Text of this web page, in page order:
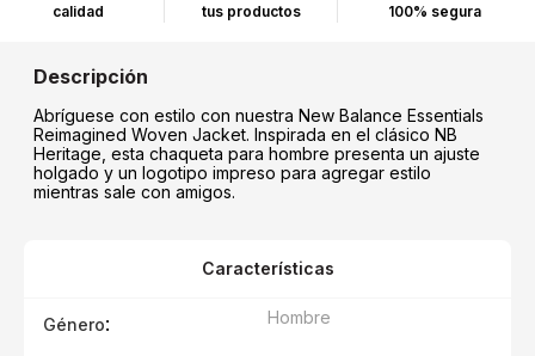
calidad
tus productos
100% segura
Abríguese con estilo con nuestra New Balance Essentials
Reimagined Woven Jacket. Inspirada en el clásico NB
Heritage, esta chaqueta para hombre presenta un ajuste
holgado y un logotipo impreso para agregar estilo
mientras sale con amigos.
Características
Género: Hombre